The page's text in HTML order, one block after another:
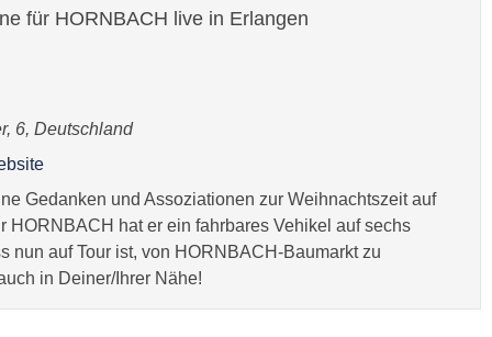
für HORNBACH live in Erlangen
6, Deutschland
Gedanken und Assoziationen zur Weihnachtszeit auf
HORNBACH hat er ein fahrbares Vehikel auf sechs
nun auf Tour ist, von HORNBACH-Baumarkt zu
in Deiner/Ihrer Nähe!